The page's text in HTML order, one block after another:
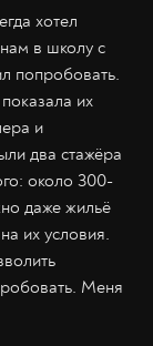
хотел
в школу с
попробовать.
их
и
два стажёра
около 300-
даже жильё
их условия.
Меня